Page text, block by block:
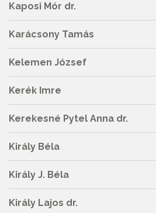
Kaposi Mór dr.
Karácsony Tamás
Kelemen József
Kerék Imre
Kerekesné Pytel Anna dr.
Király Béla
Király J. Béla
Király Lajos dr.